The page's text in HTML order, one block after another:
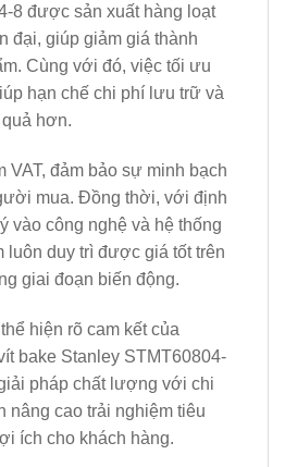
8 được sản xuất hàng loạt
đại, giúp giảm giá thành
Cùng với đó, việc tối ưu
hạn chế chi phí lưu trữ và
hơn.
VAT, đảm bảo sự minh bạch
mua. Đồng thời, với định
vào công nghệ và hệ thống
luôn duy trì được giá tốt trên
giai đoạn biến động.
hiện rõ cam kết của
bake Stanley STMT60804-
pháp chất lượng với chi
nâng cao trải nghiệm tiêu
ích cho khách hàng.